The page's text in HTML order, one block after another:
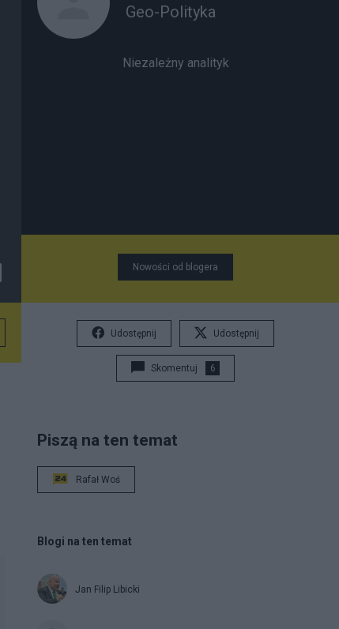
Geo-Polityka
Niezależny analityk
Nowości od blogera
Udostępnij Udostępnij
Skomentuj 6
Piszą na ten temat
Rafał Woś
Blogi na ten temat
Jan Filip Libicki